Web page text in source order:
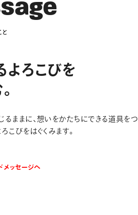
sage
と
よろこびを
るままに、想いをかたちにできる道具をつ
こびをはぐくみます。
メッセージへ